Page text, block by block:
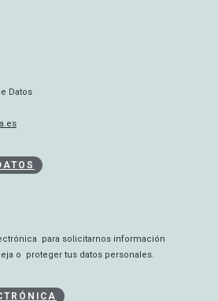
Datos
para solicitarnos información
o proteger tus datos personales.